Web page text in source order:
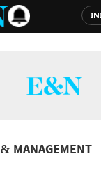
MANAGEMENT